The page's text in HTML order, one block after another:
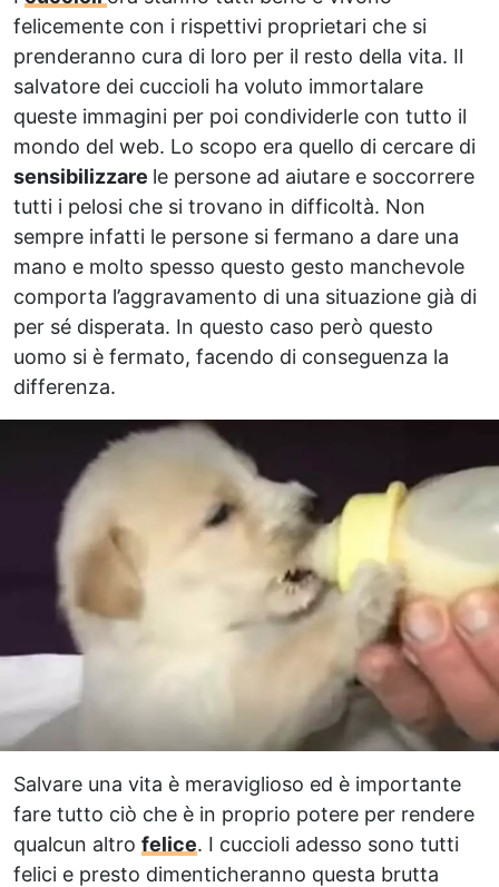
felicemente con i rispettivi proprietari che si
prenderanno cura di loro per il resto della vita. Il
salvatore dei cuccioli ha voluto immortalare
queste immagini per poi condividerle con tutto il
mondo del web. Lo scopo era quello di cercare di
sensibilizzare le persone ad aiutare e soccorrere
tutti i pelosi che si trovano in difficoltà. Non
sempre infatti le persone si fermano a dare una
mano e molto spesso questo gesto manchevole
comporta l’aggravamento di una situazione già di
per sé disperata. In questo caso però questo
uomo si è fermato, facendo di conseguenza la
differenza.
Salvare una vita è meraviglioso ed è importante
fare tutto ciò che è in proprio potere per rendere
qualcun altro felice. I cuccioli adesso sono tutti
felici e presto dimenticheranno questa brutta